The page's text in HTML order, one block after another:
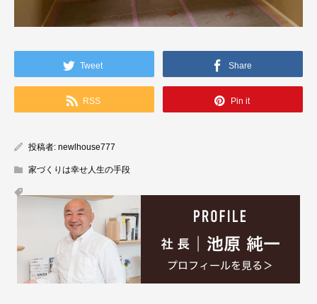
Tweet Share
RSS Pin it
投稿者: newlhouse777
家づくりは幸せ人生の手段